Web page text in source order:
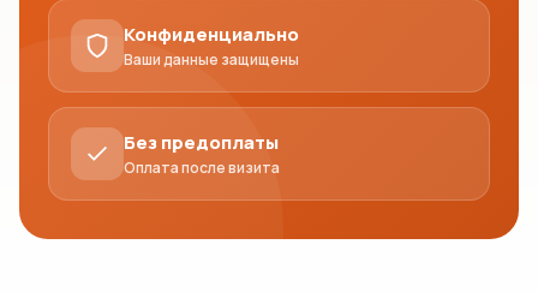
Конфиденциально
Ваши данные защищены
Без предоплаты
Оплата после визита